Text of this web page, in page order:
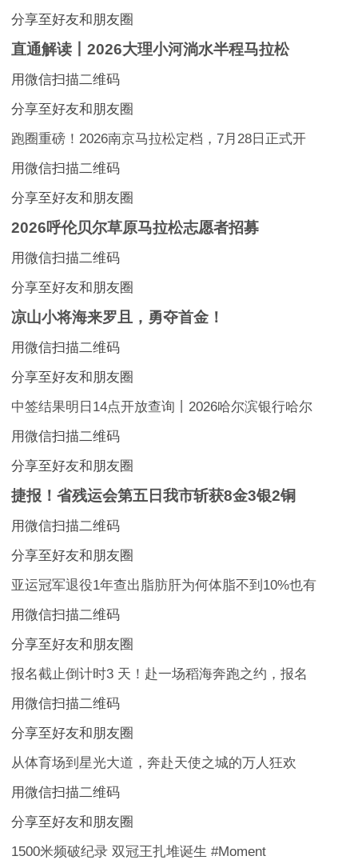
分享至好友和朋友圈
直通解读丨2026大理小河淌水半程马拉松
用微信扫描二维码
分享至好友和朋友圈
跑圈重磅！2026南京马拉松定档，7月28日正式开
用微信扫描二维码
分享至好友和朋友圈
2026呼伦贝尔草原马拉松志愿者招募
用微信扫描二维码
分享至好友和朋友圈
凉山小将海来罗且，勇夺首金！
用微信扫描二维码
分享至好友和朋友圈
中签结果明日14点开放查询丨2026哈尔滨银行哈尔
用微信扫描二维码
分享至好友和朋友圈
捷报！省残运会第五日我市斩获8金3银2铜
用微信扫描二维码
分享至好友和朋友圈
亚运冠军退役1年查出脂肪肝为何体脂不到10%也有
用微信扫描二维码
分享至好友和朋友圈
报名截止倒计时3 天！赴一场稻海奔跑之约，报名
用微信扫描二维码
分享至好友和朋友圈
从体育场到星光大道，奔赴天使之城的万人狂欢
用微信扫描二维码
分享至好友和朋友圈
1500米频破纪录 双冠王扎堆诞生 #Moment